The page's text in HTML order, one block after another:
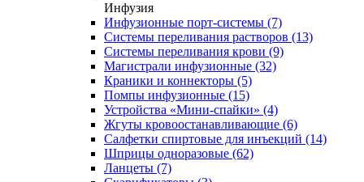
Инфузия
Инфузионные порт-системы (7)
Системы переливания растворов (13)
Системы переливания крови (9)
Магистрали инфузионные (32)
Краники и коннекторы (5)
Помпы инфузионные (15)
Устройства «Мини-спайки» (4)
Жгуты кровоостанавливающие (6)
Салфетки спиртовые для инъекций (14)
Шприцы одноразовые (62)
Ланцеты (7)